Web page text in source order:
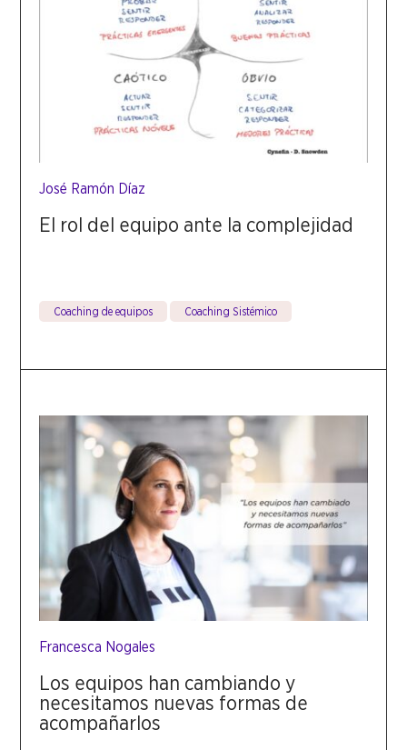
José Ramón Díaz
El rol del equipo ante la complejidad
Coaching de equipos Coaching Sistémico
Francesca Nogales
Los equipos han cambiando y
necesitamos nuevas formas de
acompañarlos